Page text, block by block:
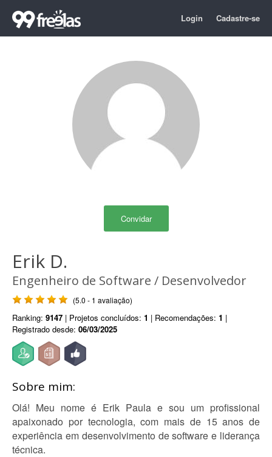
Login Cadastre-se
Convidar
Erik D.
Engenheiro de Software / Desenvolvedor
(5.0 - 1 avaliação)
Ranking: 9147 | Projetos concluídos: 1 | Recomendações: 1 |
Registrado desde: 06/03/2025
Sobre mim:
Olá! Meu nome é Erik Paula e sou um profissional
apaixonado por tecnologia, com mais de 15 anos de
experiência em desenvolvimento de software e liderança
técnica.